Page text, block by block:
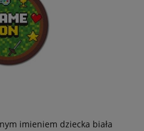
imieniem dziecka biała